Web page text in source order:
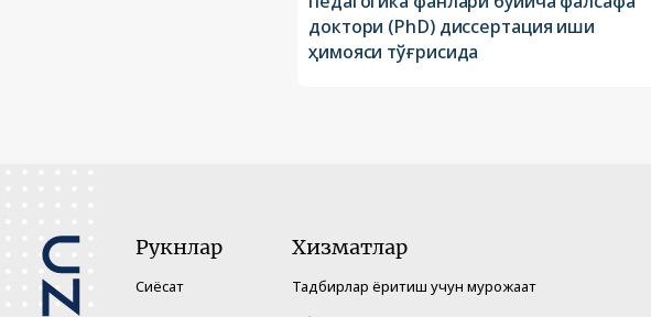
доктори (PhD) диссертация иши
ҳимояси тўғрисида
Рукнлар
Сиёсат
Хизматлар
Тадбирлар ёритиш учун мурожаат